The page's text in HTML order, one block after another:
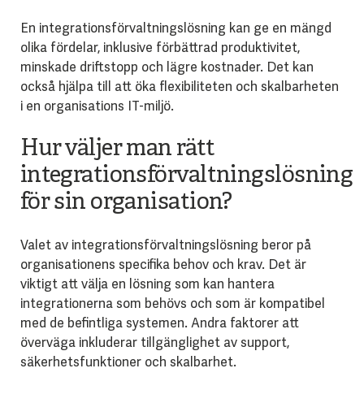
En integrationsförvaltningslösning kan ge en mängd
olika fördelar, inklusive förbättrad produktivitet,
minskade driftstopp och lägre kostnader. Det kan
också hjälpa till att öka flexibiliteten och skalbarheten
i en organisations IT-miljö.
Hur väljer man rätt
integrationsförvaltningslösning
för sin organisation?
Valet av integrationsförvaltningslösning beror på
organisationens specifika behov och krav. Det är
viktigt att välja en lösning som kan hantera
integrationerna som behövs och som är kompatibel
med de befintliga systemen. Andra faktorer att
överväga inkluderar tillgänglighet av support,
säkerhetsfunktioner och skalbarhet.